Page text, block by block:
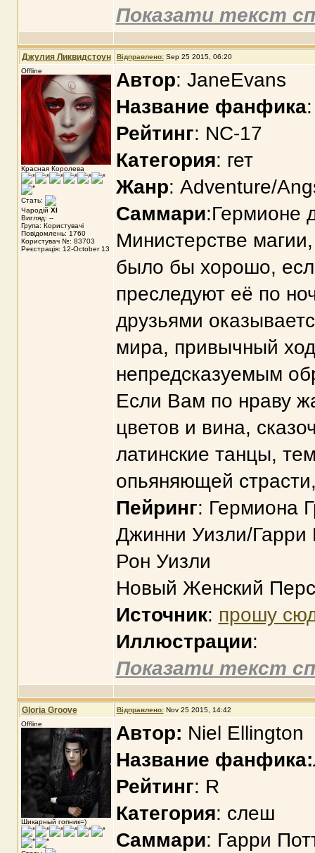
Показати текст
Джулия Ликвидстоун Відправлено: Sep 25 2015, 06:20
Offline
Красная Королева
Стать:
Чародій XI
Вигляд: --
Група: Користувачі
Повідомлень: 1760
Користувач №: 83703
Реєстрація: 12-October 13
Автор: JaneEvans
Название фанфика
Рейтинг: NC-17
Категория: гет
Жанр: Adventure/
Саммари:Гермионе
Министерстве
было бы хорошо,
преследуют её по
друзьями
мира, привычный
непредсказуемым
Если Вам по нраву
цветов и вина,
латинские танцы,
опьяняющей
Пейринг: Гермиона
Джинни Уизли/Гарри
Рон Уизли
Новый Женский
Источник: прошу
Иллюстрации:
Показати текст
Gloria Groove Відправлено: Nov 25 2015, 14:42
Offline
Шикарный гопник=)
Автор: Niel Ellington
Название фанфика:
Рейтинг: R
Категория: слеш
Саммари: Гарри